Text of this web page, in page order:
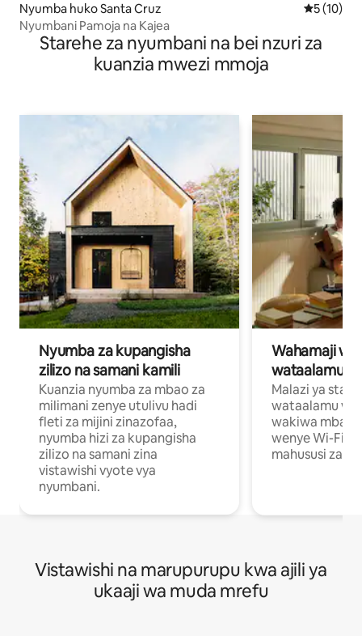
Nyumba huko Santa Cruz Ukadiriaji
5 (10)
Nyumbani Pamoja na Kajea
Starehe za nyumbani na bei nzuri za
kuanzia mwezi mmoja
Nyumba za kupangisha
zilizo na samani kamili
Kuanzia nyumba za mbao za
milimani zenye utulivu hadi
fleti za mijini zinazofaa,
nyumba hizi za kupangisha
zilizo na samani zina
vistawishi vyote vya
nyumbani.
Wahamaji
wataalamu
Malazi ya
wataalamu
wakiwa mbali
wenye Wi-Fi
mahususi za
Vistawishi na marupurupu kwa ajili ya
ukaaji wa muda mrefu